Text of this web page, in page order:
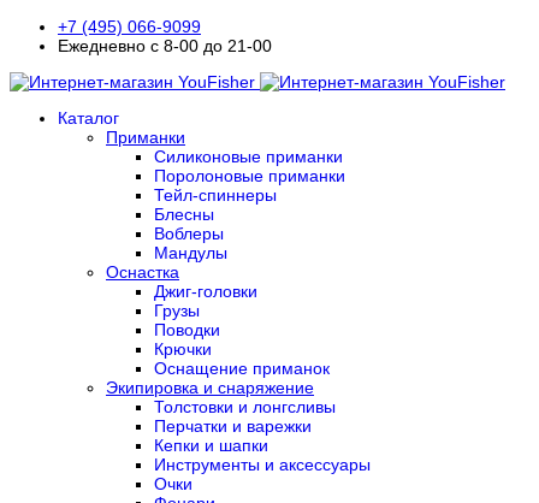
+7 (495) 066-9099
Ежедневно с 8-00 до 21-00
Каталог
Приманки
Силиконовые приманки
Поролоновые приманки
Тейл-спиннеры
Блесны
Воблеры
Мандулы
Оснастка
Джиг-головки
Грузы
Поводки
Крючки
Оснащение приманок
Экипировка и снаряжение
Толстовки и лонгсливы
Перчатки и варежки
Кепки и шапки
Инструменты и аксессуары
Очки